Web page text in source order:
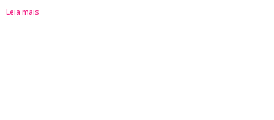
Leia mais